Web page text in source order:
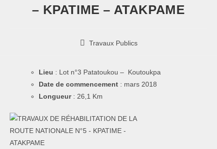
– KPATIME – ATAKPAME
Travaux Publics
Lieu : Lot n°3 Patatoukou – Koutoukpa
Date de commencement : mars 2018
Longueur : 26,1 Km